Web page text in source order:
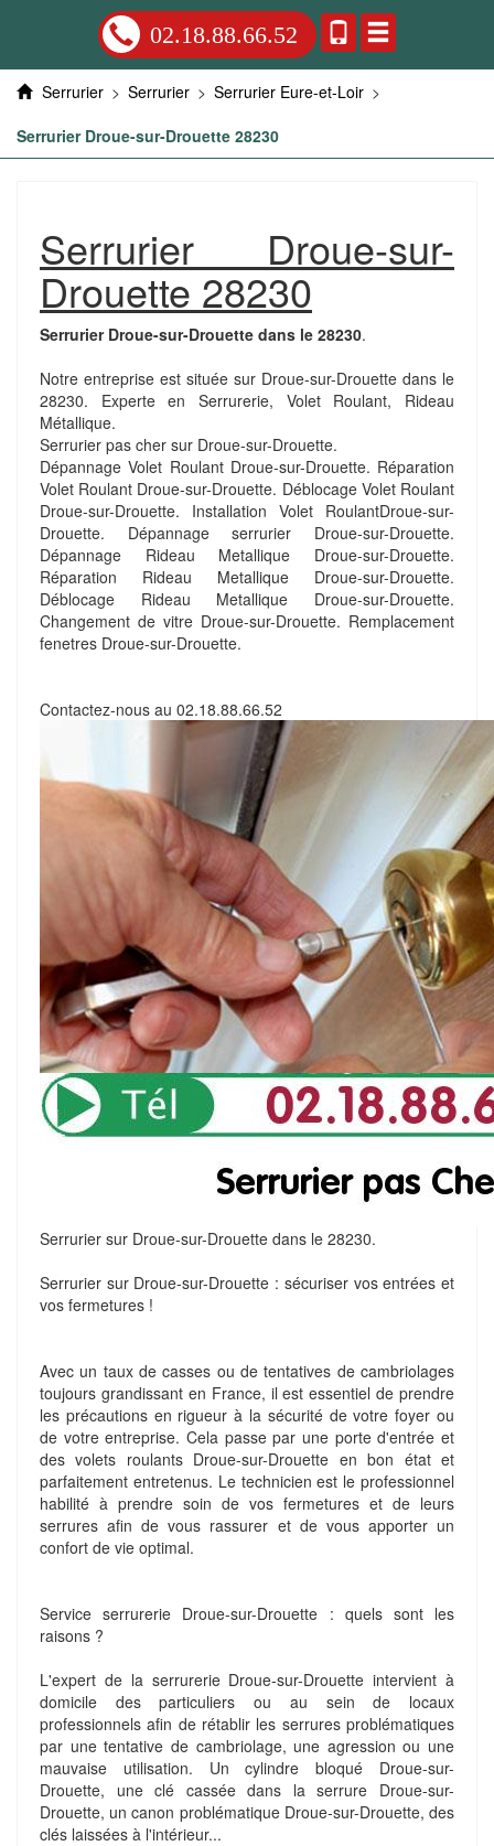
02.18.88.66.52
Serrurier > Serrurier > Serrurier Eure-et-Loir >
Serrurier Droue-sur-Drouette 28230
Serrurier Droue-sur-
Drouette 28230
Serrurier Droue-sur-Drouette dans le 28230.
Notre entreprise est située sur Droue-sur-Drouette dans le
28230. Experte en Serrurerie, Volet Roulant, Rideau
Métallique.
Serrurier pas cher sur Droue-sur-Drouette.
Dépannage Volet Roulant Droue-sur-Drouette. Réparation
Volet Roulant Droue-sur-Drouette. Déblocage Volet Roulant
Droue-sur-Drouette. Installation Volet RoulantDroue-sur-
Drouette. Dépannage serrurier Droue-sur-Drouette.
Dépannage Rideau Metallique Droue-sur-Drouette.
Réparation Rideau Metallique Droue-sur-Drouette.
Déblocage Rideau Metallique Droue-sur-Drouette.
Changement de vitre Droue-sur-Drouette. Remplacement
fenetres Droue-sur-Drouette.
Contactez-nous au 02.18.88.66.52
Serrurier sur Droue-sur-Drouette dans le 28230.
Serrurier sur Droue-sur-Drouette : sécuriser vos entrées et
vos fermetures !
Avec un taux de casses ou de tentatives de cambriolages
toujours grandissant en France, il est essentiel de prendre
les précautions en rigueur à la sécurité de votre foyer ou
de votre entreprise. Cela passe par une porte d'entrée et
des volets roulants Droue-sur-Drouette en bon état et
parfaitement entretenus. Le technicien est le professionnel
habilité à prendre soin de vos fermetures et de leurs
serrures afin de vous rassurer et de vous apporter un
confort de vie optimal.
Service serrurerie Droue-sur-Drouette : quels sont les
raisons ?
L'expert de la serrurerie Droue-sur-Drouette intervient à
domicile des particuliers ou au sein de locaux
professionnels afin de rétablir les serrures problématiques
par une tentative de cambriolage, une agression ou une
mauvaise utilisation. Un cylindre bloqué Droue-sur-
Drouette, une clé cassée dans la serrure Droue-sur-
Drouette, un canon problématique Droue-sur-Drouette, des
clés laissées à l'intérieur...